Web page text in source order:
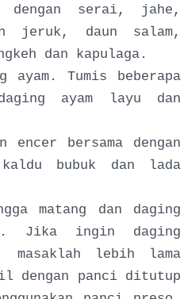
dengan serai, jahe,
jeruk, daun salam,
dan kapulaga.
ayam. Tumis beberapa
ayam layu dan
encer bersama dengan
bubuk dan lada
matang dan daging
Jika ingin daging
masaklah lebih lama
dengan panci ditutup